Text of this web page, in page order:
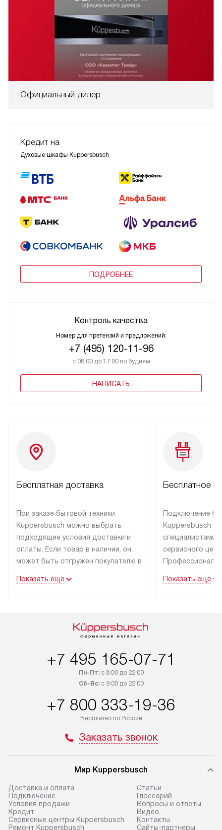
Официальный дилер
Кредит на
Духовые шкафы Kuppersbusch
ПОДРОБНЕЕ
Контроль качества
Номер для претензий и предложений:
+7 (495) 120-11-96
с 08:00 до 17:00 по будням
НАПИСАТЬ
Бесплатная доставка
При заказе бытовой техники
Kuppersbusch можно выбрать
подходящие условия доставки и
оплаты. Если товар в наличии, он
может быть отгружен покупателю в
специальным лейблом
дополнительно. Возможна
Показать ещё
Бесплатное
Подключение
Kuppersbusch
специалистами
сервисного
эксплуатации
Показать ещё
+7 495 165-07-71
Пн-Пт:с 8:00 до 22:00
Сб-Вс:с 9:00 до 22:00
+7 800 333-19-36
Бесплатно по России
Заказать звонок
Мир Kuppersbusch
Доставка и оплата
Подключение
Условия продажи
Кредит
Сервисные центры Kuppersbusch
Ремонт Kuppersbusch
Cтатьи
Глоссарий
Вопросы и ответы
Видео
Контакты
Сайты-партнеры